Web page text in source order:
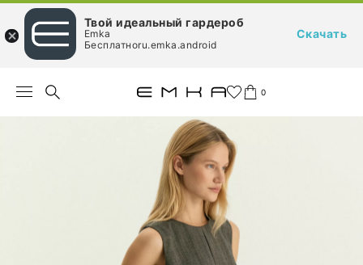
0
Твой идеальный гардероб
Emka
Бесплатноru.emka.android
Скачать